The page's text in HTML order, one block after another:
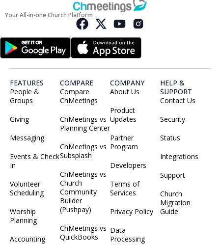
Your All-in-one Church Platform
FEATURES
People &
Groups
Giving
Messaging
Events & Check
In
Volunteer
Scheduling
Worship
Planning
Accounting
COMPARE
Compare
ChMeetings
ChMeetings vs
Planning Center
ChMeetings vs
Subsplash
ChMeetings vs
Church
Community
Builder
(Pushpay)
ChMeetings vs
QuickBooks
COMPANY
About Us
Product
Updates
Partner
Program
Developers
Terms of
Services
Privacy Policy
Data
Processing
HELP &
SUPPORT
Contact Us
Security
Status
Integrations
Support
Church
Migration
Guide